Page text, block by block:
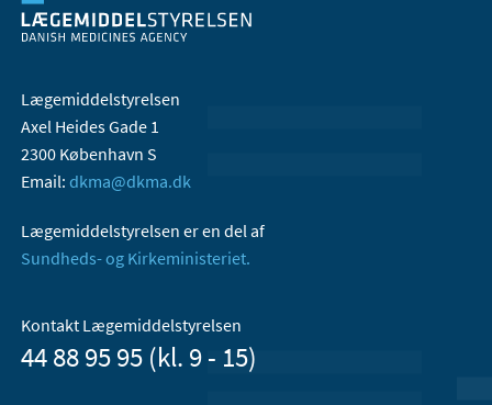
Lægemiddelstyrelsen
Axel Heides Gade 1
2300 København S
Email: dkma@dkma.dk
Lægemiddelstyrelsen er en del af
Sundheds- og Kirkeministeriet.
Kontakt Lægemiddelstyrelsen
44 88 95 95 (kl. 9 - 15)